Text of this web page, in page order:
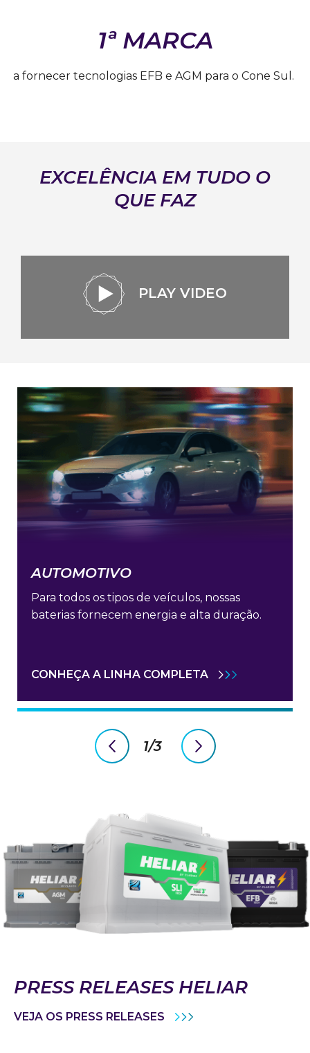
1ª MARCA
a fornecer tecnologias EFB e AGM para o Cone Sul.
EXCELÊNCIA EM TUDO O
QUE FAZ
PLAY VIDEO
CONHEÇA
COMPLETA
AUTOMOTIVO
Para todos os tipos de veículos, nossas
baterias fornecem energia e alta duração.
CONHEÇA A LINHA COMPLETA
previous
slide
1/3
next
slide
PRESS RELEASES HELIAR
VEJA OS PRESS RELEASES